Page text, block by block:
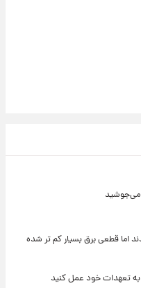
می‌جوشید
اما قطعی برق بسیار کم تر شده
به تعهدات خود عمل کنید